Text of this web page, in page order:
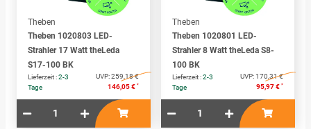
Theben
Theben 1020803 LED-
Strahler 17 Watt theLeda
S17-100 BK
Lieferzeit :2-3
Tage
UVP:259,18 €
146,05 € *
Theben
Theben 1020801 LED-
Strahler 8 Watt theLeda S8-
100 BK
Lieferzeit :2-3
Tage
UVP:170,31 €
95,97 € *